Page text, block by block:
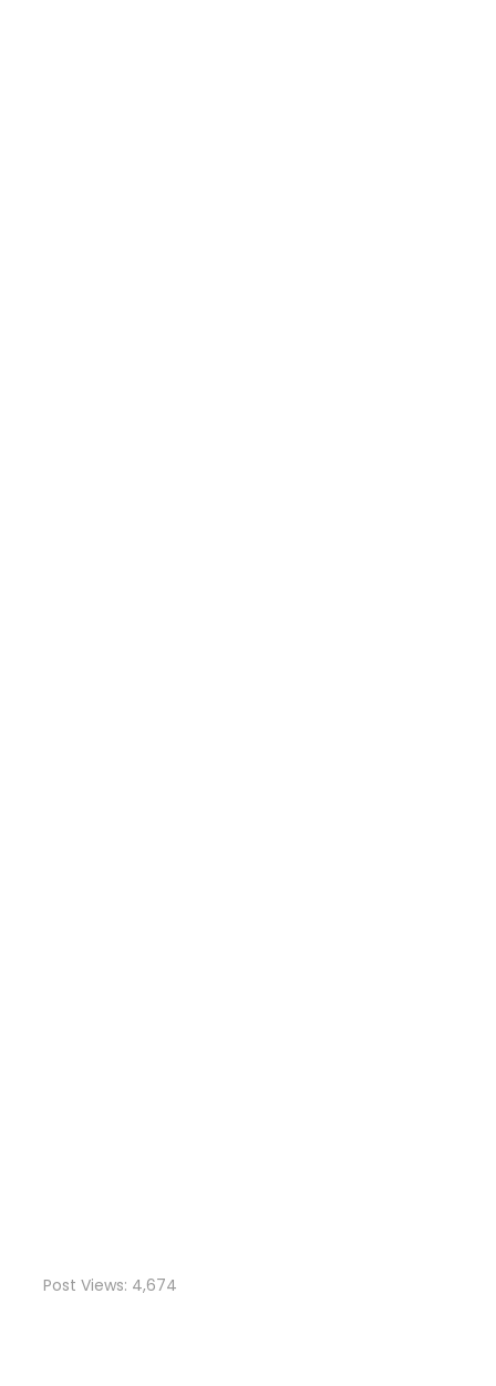
Post Views: 4,674